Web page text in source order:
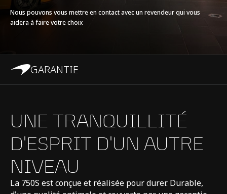
TYPE DE BATTERIE
Final Drive + Reverse
Gearbox (SSG)
TECHNOLOGIE DE
Nous pouvons vous mettre en contact avec un revendeur qui vous
aidera à faire votre choix
GARANTIE
UNE TRANQUILLITÉ
D'ESPRIT D'UN AUTRE
NIVEAU
La 750S est conçue et réalisée pour durer. Durable,